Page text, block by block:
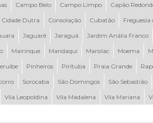
Campo Belo Campo Limpo Capão
Cidade Dutra Consolação Cubatão Freguesia
Jaguaré Jaraguá Jardim Anália Franco
Mairinque Mandaqui Marsilac Moema
Pinheiros Pirituba Praia Grande
Sorocaba São Domingos São Sebastião
Vila Leopoldina Vila Madalena Vila Mariana